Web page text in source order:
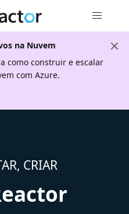
na Nuvem
como construir e escalar
com Azure.
CRIAR